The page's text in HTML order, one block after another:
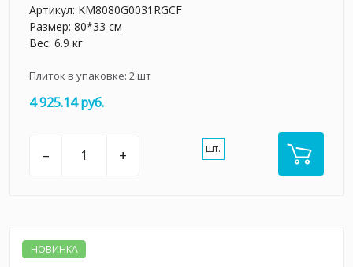
Артикул: KM8080G0031RGCF
Размер: 80*33 см
Вес: 6.9 кг
Плиток в упаковке: 2шт
4 925.14 руб.
– + шт.
НОВИНКА